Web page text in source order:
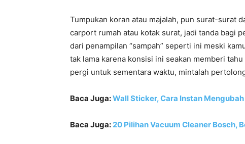
Tumpukan koran atau majalah, pun surat-surat
carport rumah atau kotak surat, jadi tanda bagi
dari penampilan “sampah” seperti ini meski
tak lama karena konsisi ini seakan memberi
pergi untuk sementara waktu, mintalah
Baca Juga:Wall Sticker, Cara Instan Mengubah
Baca Juga: 20 Pilihan Vacuum Cleaner Bosch,